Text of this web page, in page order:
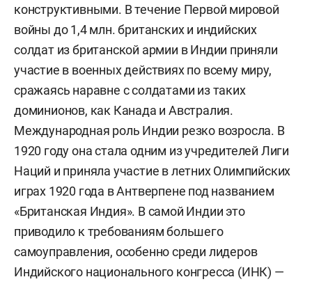
конструктивными. В течение Первой мировой
войны до 1,4 млн. британских и индийских
солдат из британской армии в Индии приняли
участие в военных действиях по всему миру,
сражаясь наравне с солдатами из таких
доминионов, как Канада и Австралия.
Международная роль Индии резко возросла. В
1920 году она стала одним из учредителей Лиги
Наций и приняла участие в летних Олимпийских
играх 1920 года в Антверпене под названием
«Британская Индия». В самой Индии это
приводило к требованиям большего
самоуправления, особенно среди лидеров
Индийского национального конгресса (ИНК) —